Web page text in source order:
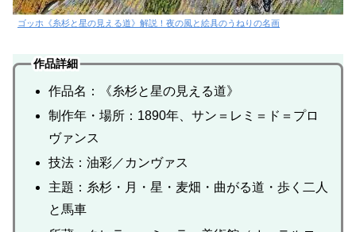
ゴッホ《糸杉と星の見える道》解説！夜の風と絵具のうねりの名画
作品詳細
作品名：《糸杉と星の見える道》
制作年・場所：1890年、サン＝レミ＝ド＝プロ
ヴァンス
技法：油彩／カンヴァス
主題：糸杉・月・星・麦畑・曲がる道・歩く二人
と馬車